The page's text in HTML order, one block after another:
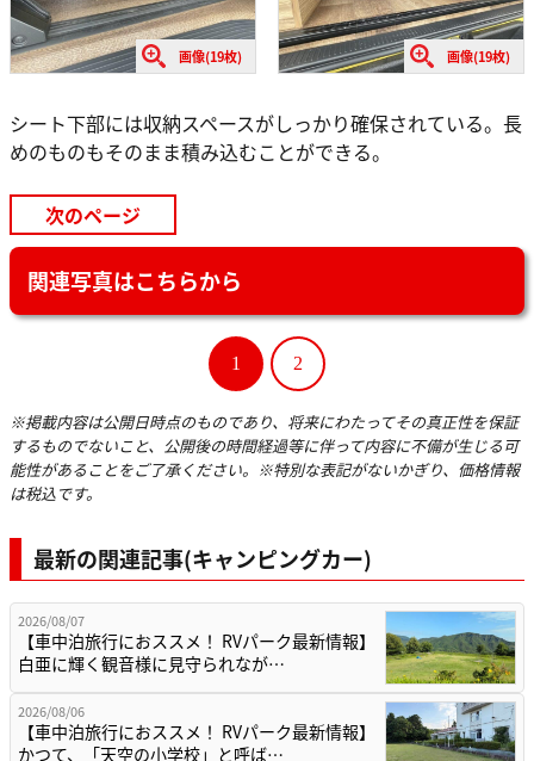
画像(19枚) 画像(19枚)
シート下部には収納スペースがしっかり確保されている。長
めのものもそのまま積み込むことができる。
次のページ
関連写真はこちらから
1 2
※掲載内容は公開日時点のものであり、将来にわたってその真正性を保証
するものでないこと、公開後の時間経過等に伴って内容に不備が生じる可
能性があることをご了承ください。※特別な表記がないかぎり、価格情報
は税込です。
最新の関連記事(キャンピングカー)
2026/08/07
【車中泊旅行におススメ！ RVパーク最新情報】
白亜に輝く観音様に見守られなが…
2026/08/06
【車中泊旅行におススメ！ RVパーク最新情報】
かつて、「天空の小学校」と呼ば…